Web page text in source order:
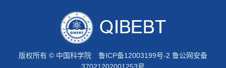
版权所有 © 中国科学院 鲁ICP备12003199号-2 鲁公网安备